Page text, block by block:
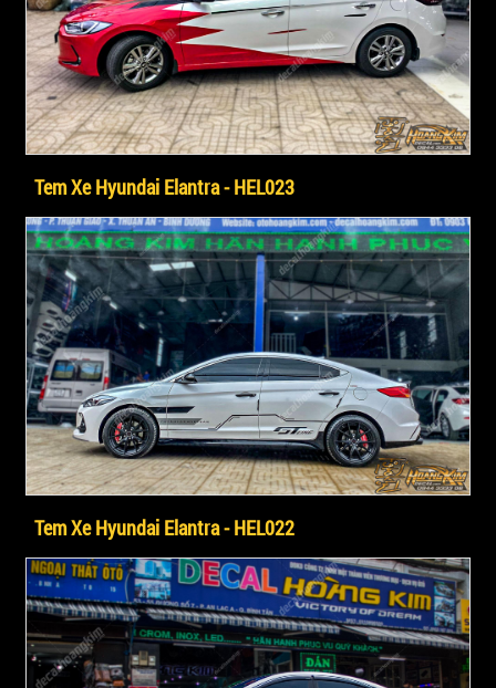
Tem Xe Hyundai Elantra - HEL023
Tem Xe Hyundai Elantra - HEL022